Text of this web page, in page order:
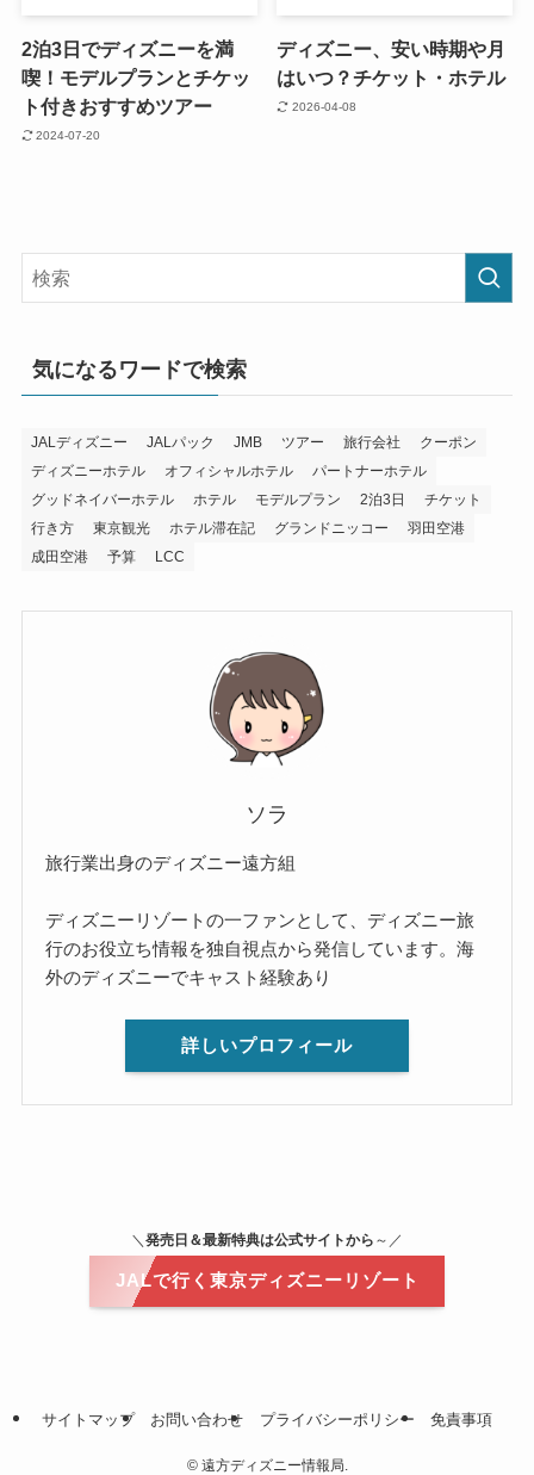
2泊3日でディズニーを満
喫！モデルプランとチケッ
ト付きおすすめツアー
2024-07-20
ディズニー、安い時期や月
はいつ？チケット・ホテル
2026-04-08
気になるワードで検索
JALディズニー JALパック JMB ツアー 旅行会社
クーポン
ディズニーホテル
オフィシャルホテル
パートナーホテル
グッドネイバーホテル
ホテル モデルプラン 2泊3日
チケット
行き方
東京観光 ホテル滞在記 グランドニッコー
羽田空港
成田空港
予算 LCC
ソラ
旅行業出身のディズニー遠方組
ディズニーリゾートの一ファンとして、ディズニー旅
行のお役立ち情報を独自視点から発信しています。海
外のディズニーでキャスト経験あり
詳しいプロフィール
＼ 発売日＆最新特典は公式サイトから ～／
JALで行く東京ディズニーリゾート
サイトマップ お問い合わせ プライバシーポリシー 免責事項
©遠方ディズニー情報局.